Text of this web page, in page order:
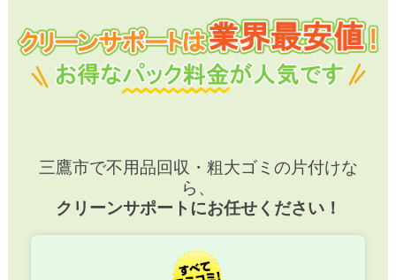
三鷹市で不用品回収・粗大ゴミの片付けな
ら、
クリーンサポートにお任せください！